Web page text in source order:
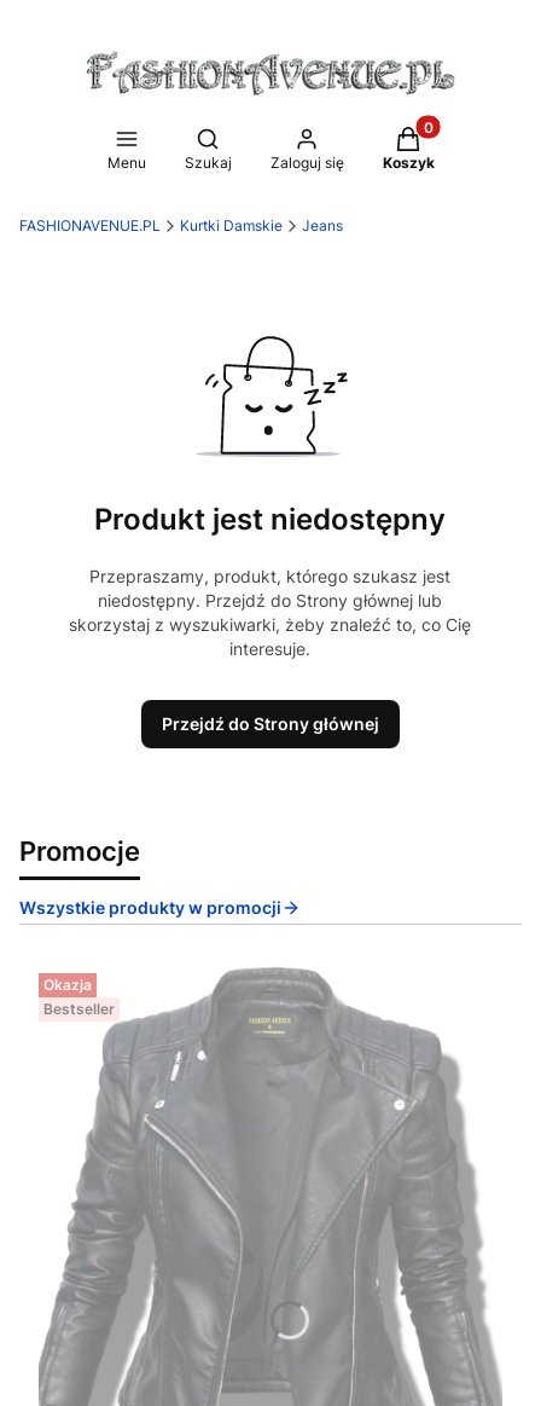
Menu
Otwórz wyszukiwarkę
Szukaj Zaloguj się
Produkty w
Koszyk
FASHIONAVENUE.PL Kurtki Damskie Jeans
Produkt jest niedostępny
Przepraszamy, produkt, którego szukasz jest
niedostępny. Przejdź do Strony głównej lub
skorzystaj z wyszukiwarki, żeby znaleźć to, co Cię
interesuje.
Przejdź do Strony głównej
Promocje
Wszystkie produkty w promocji
Okazja
Bestseller